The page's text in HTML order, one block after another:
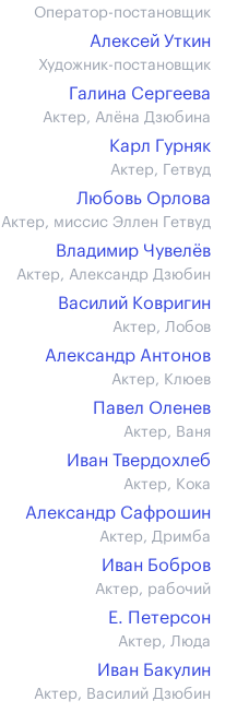
Оператор-постановщик
Алексей Уткин
Художник-постановщик
Галина Сергеева
Актер, Алёна Дзюбина
Карл Гурняк
Актер, Гетвуд
Любовь Орлова
Актер, миссис Эллен Гетвуд
Владимир Чувелёв
Актер, Александр Дзюбин
Василий Ковригин
Актер, Лобов
Александр Антонов
Актер, Клюев
Павел Оленев
Актер, Ваня
Иван Твердохлеб
Актер, Кока
Александр Сафрошин
Актер, Дримба
Иван Бобров
Актер, рабочий
Е. Петерсон
Актер, Люда
Иван Бакулин
Актер, Василий Дзюбин